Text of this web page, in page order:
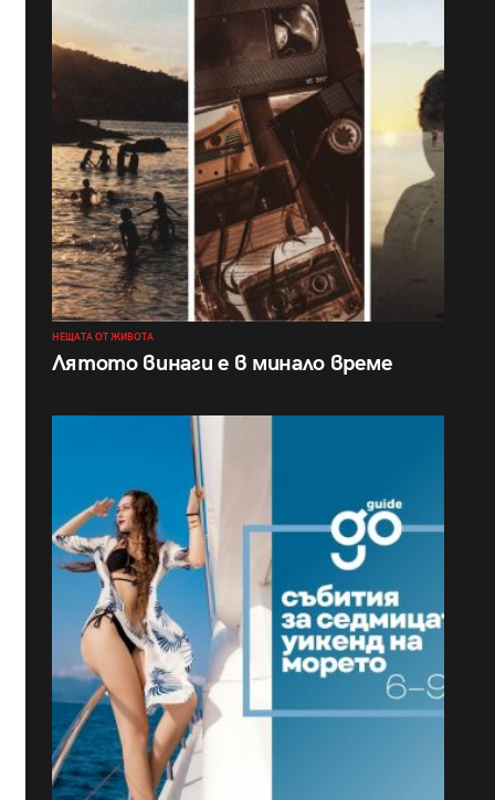
НЕЩАТА ОТ ЖИВОТА
Лятото винаги е в минало време